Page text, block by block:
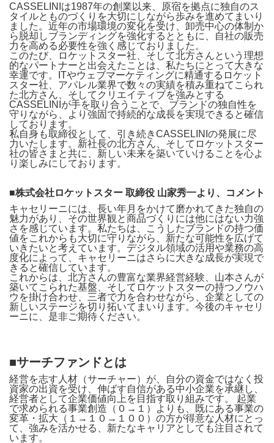
CASSELINIは1987年の創業以来、原宿を拠点に独自のス
タイルとものづくりを大切にしながら歩みを進めてまいり
ました。近年の市場環境の変化を受け、卸売中心の体制か
ら脱却しブランディングを強化するとともに、自社の販売
力を高める必要性を強く感じておりました。
このたび、ロケットスター社、そして北方さんという理想
的なパートナーと出会えたことは、私たちにとって大きな
幸運です。ITやウェブマーケティングに精通するロケット
スター社、アパレル業界で数々の実績を積み重ねてこられ
た北方さん、そしてクリエイティブを強みとする
CASSELINIが手を取り合うことで、ブランドの独自性を
守りながら、より強固で持続的な成長を実現できると確信
しております。
私自身も取締役として、引き続きCASSELINIの発展に尽
力いたします。新社長の北方さん、そしてロケットスター
社の皆さまと共に、新しい未来を築いていけることを心よ
り楽しみにしております。
■株式会社ロケットスター 取締役 山家秀一より、コメント
キャセリーニには、長い年月をかけて磨かれてきた独自の
魅力があり、その世界観と商品づくりには他にはない力強
さを感じています。私たちは、こうしたブランドの持つ価
値をこれからも大切に守りながら、新たな可能性を広げて
いきたいと考えています。デジタル領域の活用や業務の高
度化によって、キャセリーニはさらに大きな成長が実現で
きると確信しています。
これからは、北方さんの豊富な業界経営経験、山本さんが
築いてこられた基盤、そしてロケットスターの持つノウハ
ウを掛け合わせ、三者で力を合わせながら、企業としての
新しいステージを切り拓いてまいります。今後のキャセリ
ーニに、是非ご期待ください。
■サーチファンドとは
経営を志す人材（サーチャー）が、自分の資金ではなく投
資家の出資を受け、伸ばす自信がある中小企業を承継し、
経営者として企業価値向上を目指す取り組みです。 起業
で求められる事業創造（０→１）よりも、既にある事業の
変革・拡大（１→１０→１００）の方が得意な人材にとっ
て、強みを活かせる、新たなキャリアとしても注目されて
います。